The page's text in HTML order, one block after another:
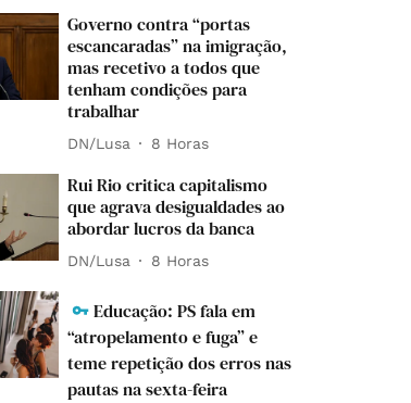
Governo contra “portas
escancaradas” na imigração,
mas recetivo a todos que
tenham condições para
trabalhar
DN/Lusa 8 Horas
Rui Rio critica capitalismo
que agrava desigualdades ao
abordar lucros da banca
DN/Lusa 8 Horas
Educação: PS fala em
“atropelamento e fuga” e
teme repetição dos erros nas
pautas na sexta-feira